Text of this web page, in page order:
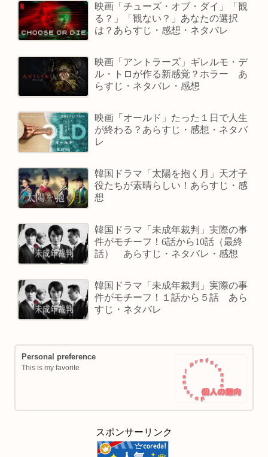
映画「チューズ・オブ・ダイ」「観
る？」「観ない？」あなたの選択
は？あらすじ・感想・ネタバレ
映画「アントラーズ」ギレルモ・デ
ル・トロが作る新感覚？ホラー あ
らすじ・ネタバレ・感想
映画「オールド」たった１日で人生
が終わる？あらすじ・感想・ネタバ
レ
韓国ドラマ「太陽を抱く月」天才子
役たちが素晴らしい！あらすじ・感
想
韓国ドラマ「未成年裁判」実際の事
件がモチーフ！6話から10話（最終
話） あらすじ・ネタバレ・感想
韓国ドラマ「未成年裁判」実際の事
件がモチーフ！１話から５話 あら
すじ・ネタバレ
Personal preference
This is my favorite
スポンサーリンク